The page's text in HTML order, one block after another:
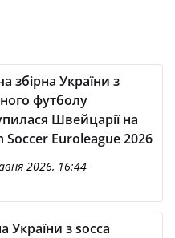
збірна України з
футболу
Швейцарії на
Soccer Euroleague 2026
2026, 16:44
України з socca